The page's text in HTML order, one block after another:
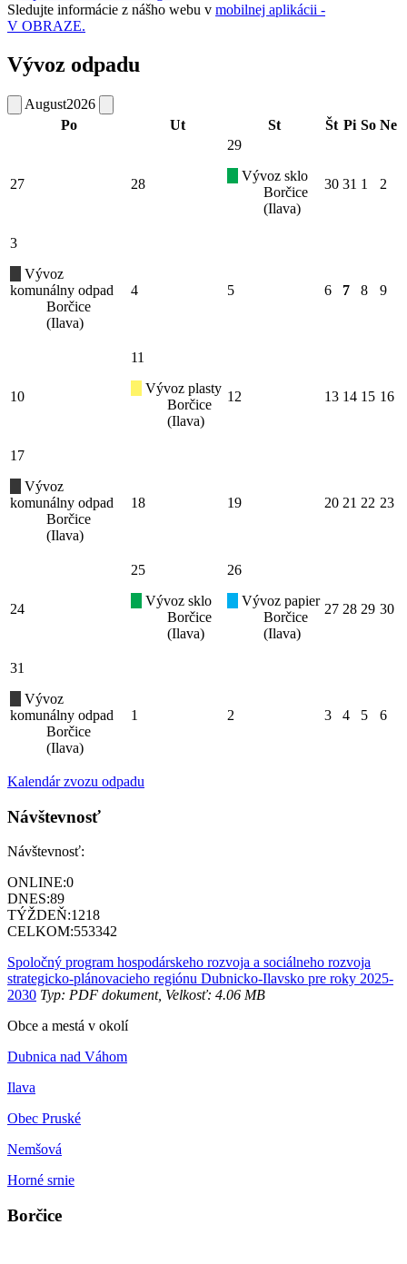
Sledujte informácie z nášho webu v mobilnej aplikácii -
V OBRAZE.
Vývoz odpadu
August2026
Po
Ut St Št Pi So Ne
27 28
29
Vývoz sklo
Borčice
(Ilava)
30 31 1 2
3
Vývoz
komunálny odpad
Borčice
(Ilava)
4 5 6 7 8 9
10
11
Vývoz plasty
Borčice
(Ilava)
12 13 14 15 16
17
Vývoz
komunálny odpad
Borčice
(Ilava)
18 19 20 21 22 23
24
25
Vývoz sklo
Borčice
(Ilava)
26
Vývoz papier
Borčice
(Ilava)
27 28 29 30
31
Vývoz
komunálny odpad
Borčice
(Ilava)
1 2 3 4 5 6
Kalendár zvozu odpadu
Návštevnosť
Návštevnosť:
ONLINE:0
DNES:89
TÝŽDEŇ:1218
CELKOM:553342
Spoločný program hospodárskeho rozvoja a sociálneho rozvoja
strategicko-plánovacieho regiónu Dubnicko-Ilavsko pre roky 2025-
2030 Typ: PDF dokument, Velkosť: 4.06 MB
Obce a mestá v okolí
Dubnica nad Váhom
Ilava
Obec Pruské
Nemšová
Horné srnie
Borčice